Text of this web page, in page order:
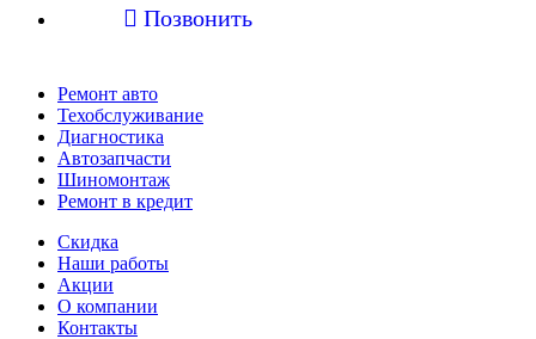
 Позвонить
Ремонт авто
Техобслуживание
Диагностика
Автозапчасти
Шиномонтаж
Ремонт в кредит
Скидка
Наши работы
Акции
О компании
Контакты